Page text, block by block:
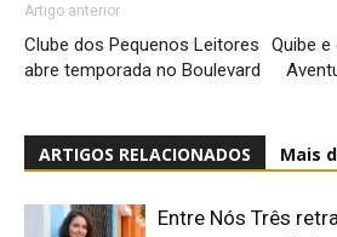
Artigo anterior
Clube dos Pequenos Leitores
abre temporada no Boulevard
Quibe
ARTIGOS RELACIONADOS Mais
Entre Nós Três